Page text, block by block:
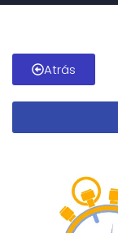
Atrás